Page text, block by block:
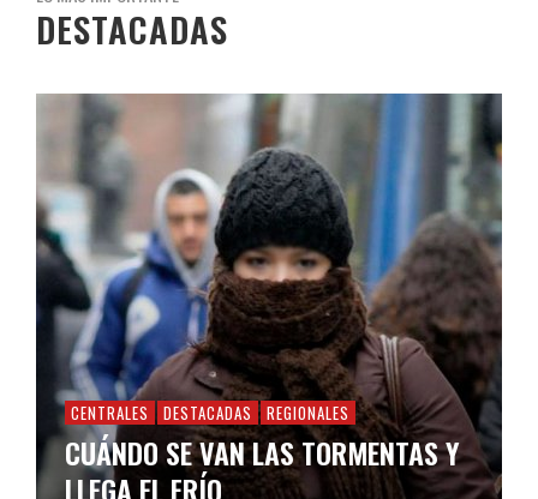
DESTACADAS
CENTRALES DESTACADAS REGIONALES
CUÁNDO SE VAN LAS TORMENTAS Y
LLEGA EL FRÍO